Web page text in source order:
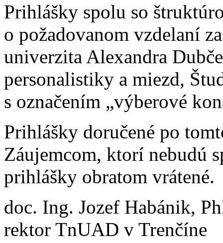
Prihlášky spolu so
o požadovanom vzdelaní
univerzita Alexandra
personalistiky a miezd,
s označením „výberové
Prihlášky doručené po
Záujemcom, ktorí nebudú
prihlášky obratom vrátené.
doc. Ing. Jozef Habánik,
rektor TnUAD v Trenčíne